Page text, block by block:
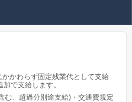
かわらず固定残業代として支給
で支給します。
む、超過分別途支給)・交通費規定